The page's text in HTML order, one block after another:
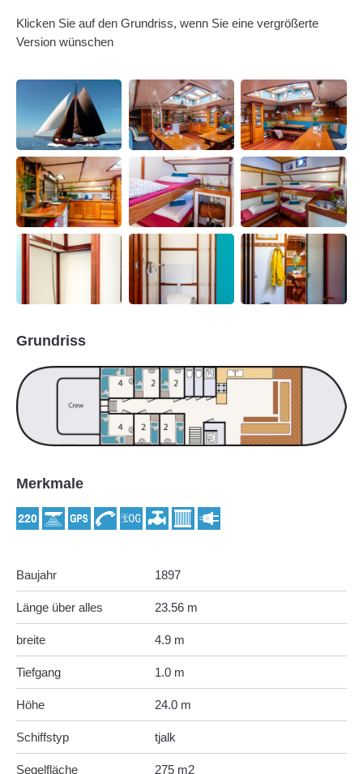
Klicken Sie auf den Grundriss, wenn Sie eine vergrößerte
Version wünschen
Grundriss
Merkmale
Baujahr 1897
Länge über alles 23.56 m
breite 4.9 m
Tiefgang 1.0 m
Höhe 24.0 m
Schiffstyp tjalk
Segelfläche 275 m2